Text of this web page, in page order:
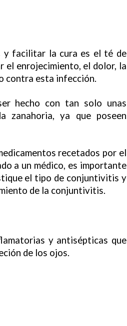
y facilitar la cura es el té de
el enrojecimiento, el dolor, la
contra esta infección.
hecho con tan solo unas
zanahoria, ya que poseen
recetados por el
a un médico, es importante
el tipo de conjuntivitis y
de la conjuntivitis.
y antisépticas que
de los ojos.